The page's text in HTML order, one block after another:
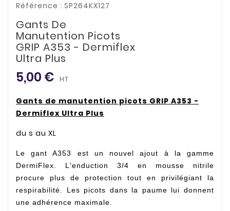
Référence : SP264KX127
Gants De
Manutention Picots
GRIP A353 - Dermiflex
Ultra Plus
5,00 € HT
Gants de manutention picots GRIP A353 -
Dermiflex Ultra Plus
du s au XL
Le gant A353 est un nouvel ajout à la gamme
DermiFlex. L'enduction 3/4 en mousse nitrile
procure plus de protection tout en privilégiant la
respirabilité. Les picots dans la paume lui donnent
une adhérence maximale.